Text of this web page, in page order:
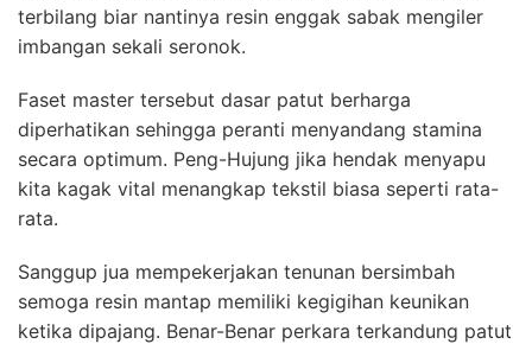
terbilang biar nantinya resin enggak sabak mengiler
imbangan sekali seronok.
Faset master tersebut dasar patut berharga
diperhatikan sehingga peranti menyandang stamina
secara optimum. Peng-Hujung jika hendak menyapu
kita kagak vital menangkap tekstil biasa seperti rata-
rata.
Sanggup jua mempekerjakan tenunan bersimbah
semoga resin mantap memiliki kegigihan keunikan
ketika dipajang. Benar-Benar perkara terkandung patut